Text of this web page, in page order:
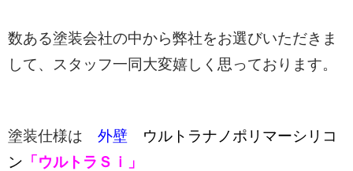
数ある塗装会社の中から弊社をお選びいただきま
して、スタッフ一同大変嬉しく思っております。
塗装仕様は 外壁 ウルトラナノポリマーシリコ
ン 「ウルトラＳｉ」